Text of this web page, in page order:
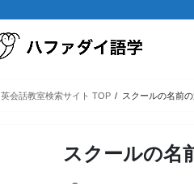
英会話教室検索サイト TOP スクールの名前
スクールの名